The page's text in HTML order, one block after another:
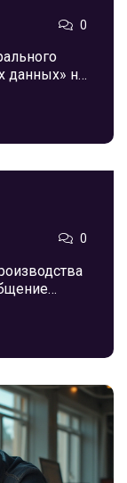
0
данных» на
0